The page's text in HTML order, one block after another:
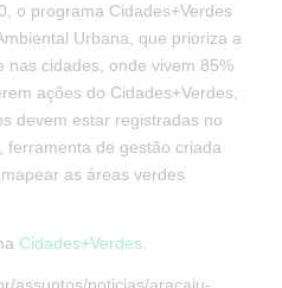
o programa Cidades+Verdes
Urbana, que prioriza a
nas cidades, onde vivem 85%
ações do Cidades+Verdes,
devem estar registradas no
ferramenta de gestão criada
as áreas verdes
Cidades+Verdes.